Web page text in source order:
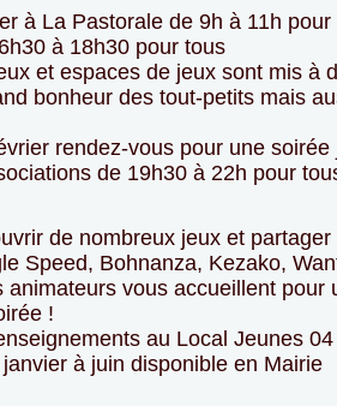
à La Pastorale de 9h à 11h
à 18h30 pour tous
et espaces de jeux sont mis à
bonheur des tout-petits mais
rendez-vous pour une soirée
de 19h30 à 22h pour
de nombreux jeux et
Speed, Bohnanza, Kezako,
vous accueillent pour
!
au Local Jeunes
à juin disponible en Mairie